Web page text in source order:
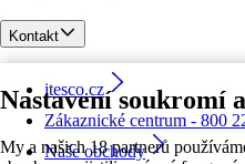
Nastavení soukromí
My a našich 18 partnerů
Kontakt
itesco.cz
Zákaznické centrum - 800
Naše obchody